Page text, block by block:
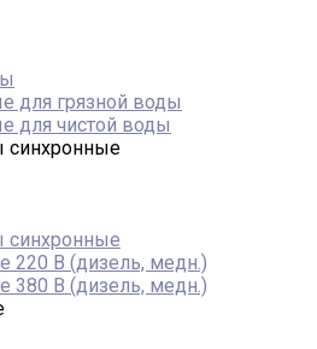
для грязной воды
для чистой воды
синхронные
синхронные
220 В (дизель, медн.)
380 В (дизель, медн.)